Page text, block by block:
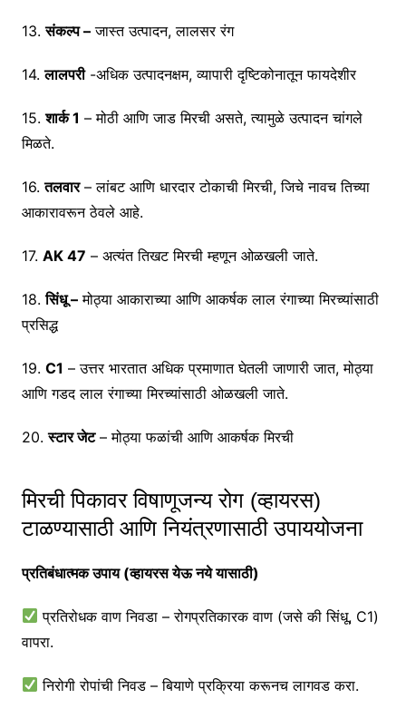
13.संकल्प –जास्त उत्पादन, लालसर रंग
14.लालपरी-अधिक उत्पादनक्षम, व्यापारी दृष्टिकोनातून फायदेशीर
15.शार्क 1 – मोठी आणि जाड मिरची असते, त्यामुळे उत्पादन चांगले
मिळते.
16.तलवार– लांबट आणि धारदार टोकाची मिरची, जिचे नावच तिच्या
आकारावरून ठेवले आहे.
17. AK 47 – अत्यंत तिखट मिरची म्हणून ओळखली जाते.
18.सिंधू –मोठ्या आकाराच्या आणि आकर्षक लाल रंगाच्या मिरच्यांसाठी
प्रसिद्ध
19. C1 – उत्तर भारतात अधिक प्रमाणात घेतली जाणारी जात, मोठ्या
आणि गडद लाल रंगाच्या मिरच्यांसाठी ओळखली जाते.
20.स्टार जेट– मोठ्या फळांची आणि आकर्षक मिरची
मिरची पिकावर विषाणूजन्य रोग (व्हायरस)
टाळण्यासाठी आणि नियंत्रणासाठी उपाययोजना
प्रतिबंधात्मक उपाय (व्हायरस येऊ नये यासाठी)
प्रतिरोधक वाण निवडा – रोगप्रतिकारक वाण (जसे की सिंधू, C1)
वापरा.
निरोगी रोपांची निवड – बियाणे प्रक्रिया करूनच लागवड करा.